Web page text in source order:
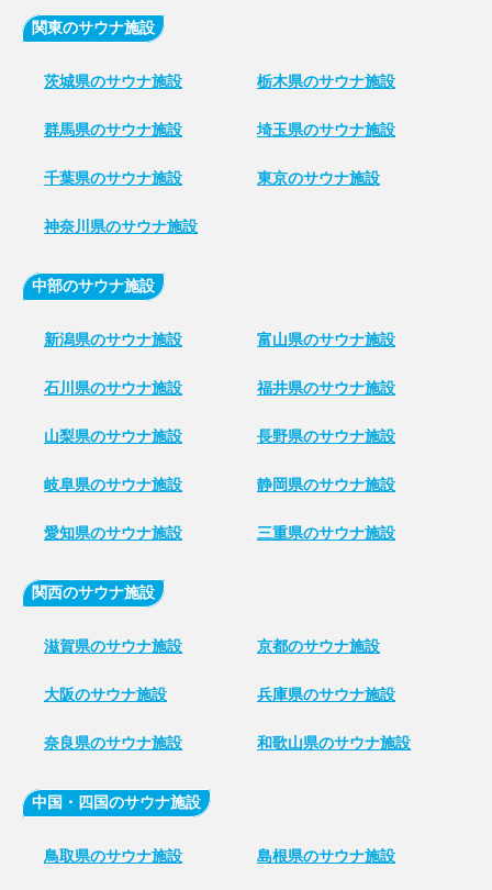
関東のサウナ施設
茨城県のサウナ施設 栃木県のサウナ施設
群馬県のサウナ施設 埼玉県のサウナ施設
千葉県のサウナ施設 東京のサウナ施設
神奈川県のサウナ施設
中部のサウナ施設
新潟県のサウナ施設 富山県のサウナ施設
石川県のサウナ施設 福井県のサウナ施設
山梨県のサウナ施設 長野県のサウナ施設
岐阜県のサウナ施設 静岡県のサウナ施設
愛知県のサウナ施設 三重県のサウナ施設
関西のサウナ施設
滋賀県のサウナ施設 京都のサウナ施設
大阪のサウナ施設 兵庫県のサウナ施設
奈良県のサウナ施設 和歌山県のサウナ施設
中国・四国のサウナ施設
鳥取県のサウナ施設 島根県のサウナ施設